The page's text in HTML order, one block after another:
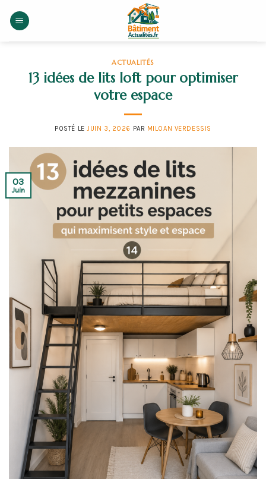
ACTUALITÉS
13 idées de lits loft pour optimiser
votre espace
POSTÉ LEJUIN 3, 2026 PAR MILOAN VERDESSIS
03
Juin